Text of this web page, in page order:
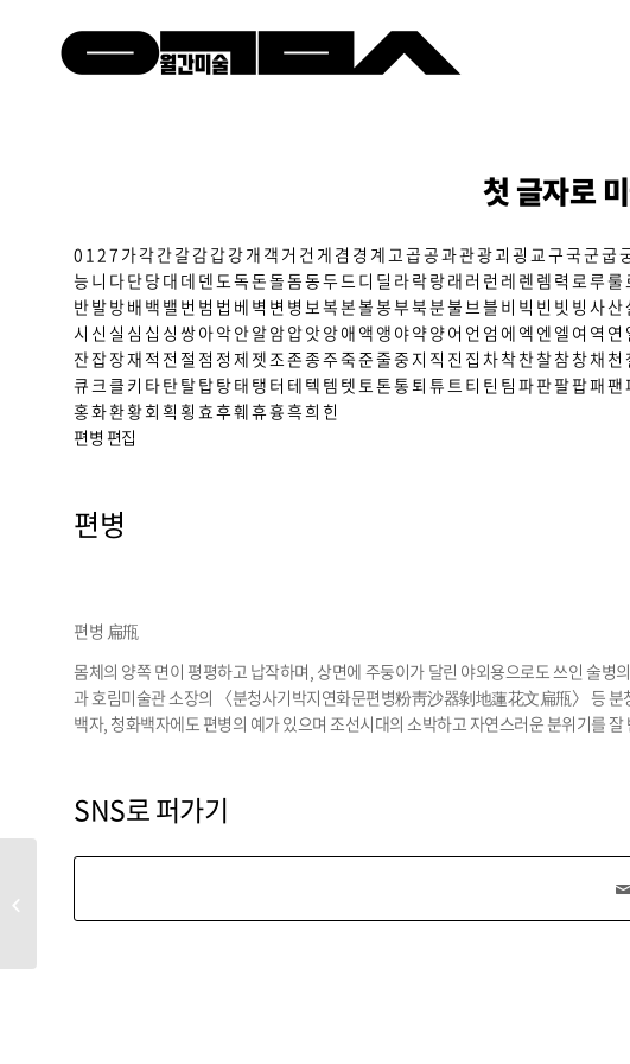
첫 글자로
0 1 27 가각간갈감갑강개 객 거 건 게 겸 경 계 고 곱공과관광괴 굉 교 구국군굽
능 니 다단당대 데 덴 도 독돈돌돔동두 드 디 딜 라락랑래 러 런 레 렌 렘 력 로 루룰
반발방배 백 밸 번 범 법 베 벽 변 병 보 복본볼봉부북분불 브 블 비 빅 빈 빗 빙 사산
시 신 실 심 십 싱 쌍아악안알암압앗앙애 액 앵 야약양어 언 엄 에 엑 엔 엘 여 역 연
잔잡장재 적 전 절 점 정 제 젯 조존종주죽준줄중 지 직 진 집 차착찬찰참창채 천
큐 크 클 키 타탄탈탑탕태 탱 터 테 텍 템 텟 토 톤통퇴 튜 트 티 틴 팀 파판팔팝패팬
홍화환황회 획 횡 효후훼휴흉흑희 힌
편병 편집
편병
편병 扁甁
몸체의 양쪽 면이 평평하고 납작하며, 상면에 주둥이가 달린 야외용으로도 쓰인 술
과 호림미술관 소장의 〈분청사기박지연화문편병粉靑沙器剝地蓮花文扁甁〉 등 분
백자, 청화백자에도 편병의 예가 있으며 조선시대의 소박하고 자연스러운 분위기를 잘
SNS로 퍼가기